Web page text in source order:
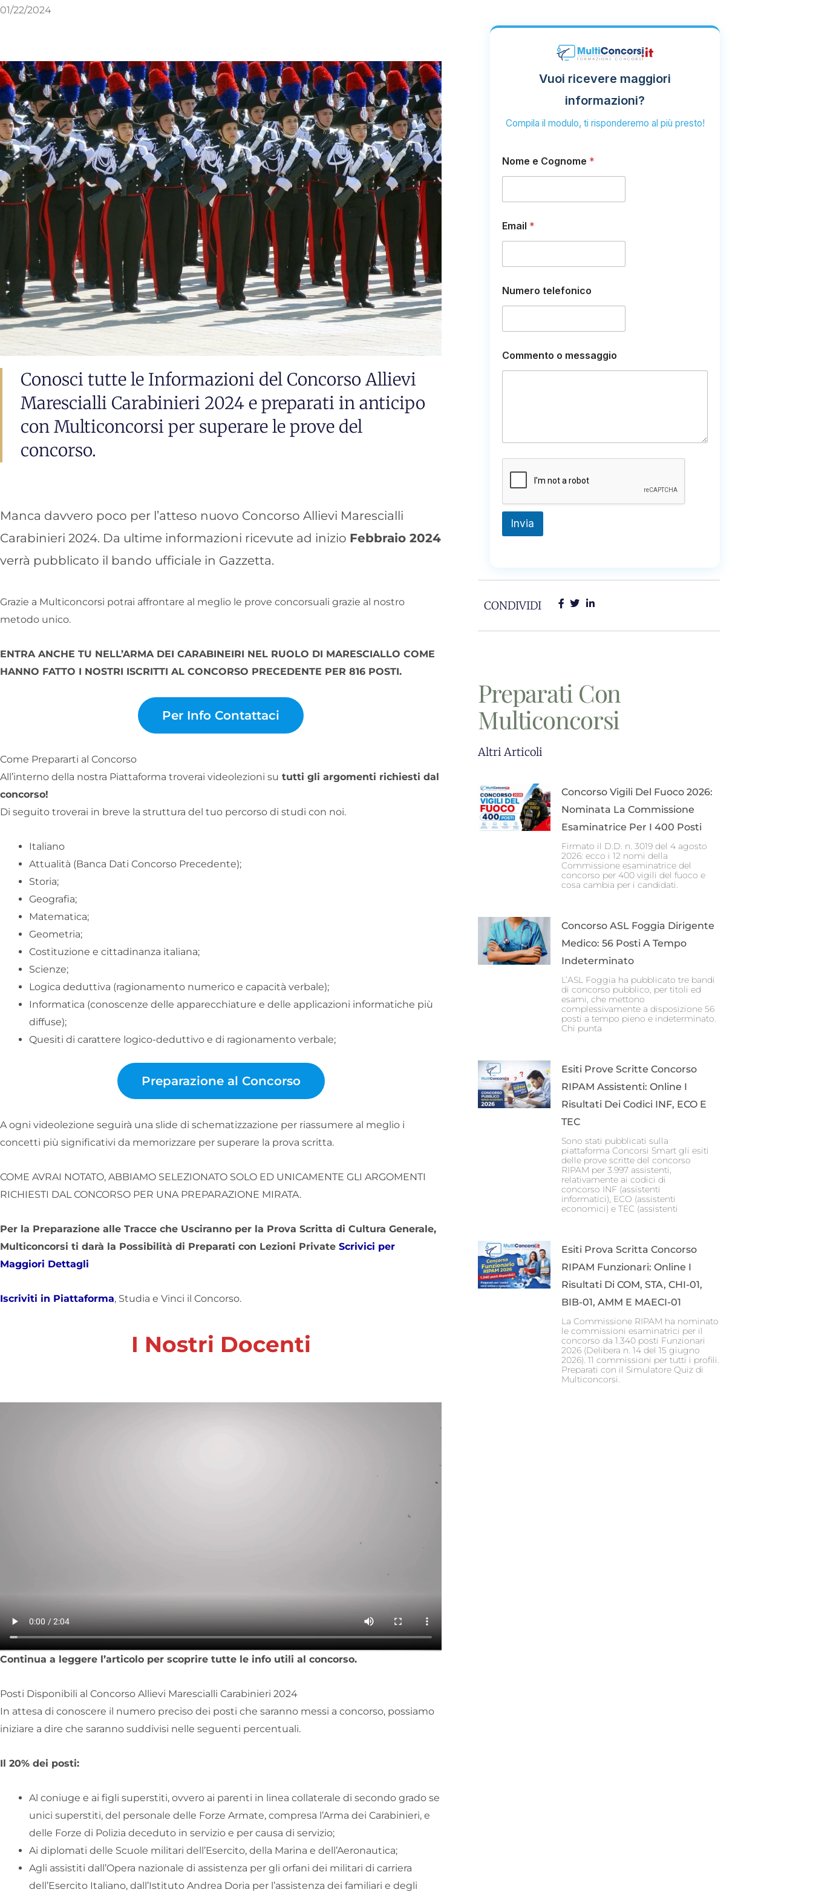
01/22/2024
Conosci tutte le Informazioni del Concorso Allievi
Marescialli Carabinieri 2024 e preparati in anticipo
con Multiconcorsi per superare le prove del
concorso.
Manca davvero poco per l’atteso nuovo Concorso Allievi Marescialli
Carabinieri 2024. Da ultime informazioni ricevute ad inizio Febbraio 2024
verrà pubblicato il bando ufficiale in Gazzetta.
Grazie a Multiconcorsi potrai affrontare al meglio le prove concorsuali grazie al nostro
metodo unico.
ENTRA ANCHE TU NELL’ARMA DEI CARABINEIRI NEL RUOLO DI MARESCIALLO COME
HANNO FATTO I NOSTRI ISCRITTI AL CONCORSO PRECEDENTE PER 816 POSTI.
Per Info Contattaci
Come Prepararti al Concorso
All’interno della nostra Piattaforma troverai videolezioni su tutti gli argomenti richiesti dal
concorso!
Di seguito troverai in breve la struttura del tuo percorso di studi con noi.
Italiano
Attualità (Banca Dati Concorso Precedente);
Storia;
Geografia;
Matematica;
Geometria;
Costituzione e cittadinanza italiana;
Scienze;
Logica deduttiva (ragionamento numerico e capacità verbale);
Informatica (conoscenze delle apparecchiature e delle applicazioni informatiche più
diffuse);
Quesiti di carattere logico-deduttivo e di ragionamento verbale;
Preparazione al Concorso
A ogni videolezione seguirà una slide di schematizzazione per riassumere al meglio i
concetti più significativi da memorizzare per superare la prova scritta.
COME AVRAI NOTATO, ABBIAMO SELEZIONATO SOLO ED UNICAMENTE GLI ARGOMENTI
RICHIESTI DAL CONCORSO PER UNA PREPARAZIONE MIRATA.
Per la Preparazione alle Tracce che Usciranno per la Prova Scritta di Cultura Generale,
Multiconcorsi ti darà la Possibilità di Preparati con Lezioni Private Scrivici per
Maggiori Dettagli
Iscriviti in Piattaforma, Studia e Vinci il Concorso.
I Nostri Docenti
Continua a leggere l’articolo per scoprire tutte le info utili al concorso.
Posti Disponibili al Concorso Allievi Marescialli Carabinieri 2024
In attesa di conoscere il numero preciso dei posti che saranno messi a concorso, possiamo
iniziare a dire che saranno suddivisi nelle seguenti percentuali.
Il 20% dei posti:
Al coniuge e ai figli superstiti, ovvero ai parenti in linea collaterale di secondo grado se
unici superstiti, del personale delle Forze Armate, compresa l’Arma dei Carabinieri, e
delle Forze di Polizia deceduto in servizio e per causa di servizio;
Ai diplomati delle Scuole militari dell’Esercito, della Marina e dell’Aeronautica;
Agli assistiti dall’Opera nazionale di assistenza per gli orfani dei militari di carriera
dell’Esercito Italiano, dall’Istituto Andrea Doria per l’assistenza dei familiari e degli
Vuoi ricevere maggiori
informazioni?
Compila il modulo, ti risponderemo al più presto!
Nome e Cognome *
Email *
m
a
m
a
i
l
Numero telefonico
Commento o messaggio
Invia
CONDIVIDI
Preparati Con
Multiconcorsi
Altri Articoli
Concorso Vigili Del Fuoco 2026:
Nominata La Commissione
Esaminatrice Per I 400 Posti
Firmato il D.D. n. 3019 del 4 agosto
2026: ecco i 12 nomi della
Commissione esaminatrice del
concorso per 400 vigili del fuoco e
cosa cambia per i candidati.
Concorso ASL Foggia Dirigente
Medico: 56 Posti A Tempo
Indeterminato
L’ASL Foggia ha pubblicato tre bandi
di concorso pubblico, per titoli ed
esami, che mettono
complessivamente a disposizione 56
posti a tempo pieno e indeterminato.
Chi punta
Esiti Prove Scritte Concorso
RIPAM Assistenti: Online I
Risultati Dei Codici INF, ECO E
TEC
Sono stati pubblicati sulla
piattaforma Concorsi Smart gli esiti
delle prove scritte del concorso
RIPAM per 3.997 assistenti,
relativamente ai codici di
concorso INF (assistenti
informatici), ECO (assistenti
economici) e TEC (assistenti
Esiti Prova Scritta Concorso
RIPAM Funzionari: Online I
Risultati Di COM, STA, CHI-01,
BIB-01, AMM E MAECI-01
La Commissione RIPAM ha nominato
le commissioni esaminatrici per il
concorso da 1.340 posti Funzionari
2026 (Delibera n. 14 del 15 giugno
2026). 11 commissioni per tutti i profili.
Preparati con il Simulatore Quiz di
Multiconcorsi.